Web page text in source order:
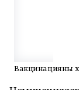
Вакцинацияны